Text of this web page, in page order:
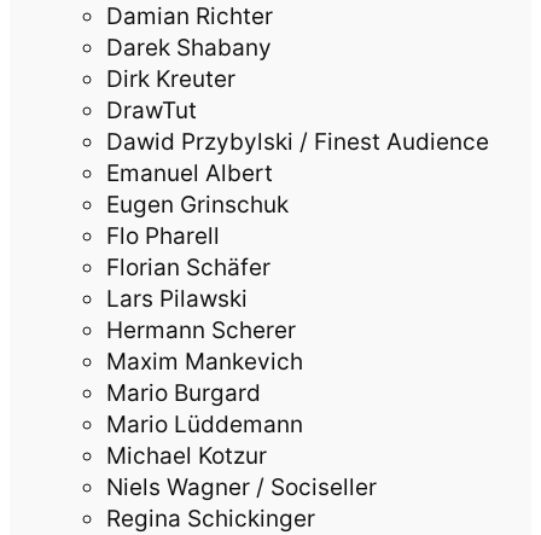
Damian Richter
Darek Shabany
Dirk Kreuter
DrawTut
Dawid Przybylski / Finest Audience
Emanuel Albert
Eugen Grinschuk
Flo Pharell
Florian Schäfer
Lars Pilawski
Hermann Scherer
Maxim Mankevich
Mario Burgard
Mario Lüddemann
Michael Kotzur
Niels Wagner / Sociseller
Regina Schickinger